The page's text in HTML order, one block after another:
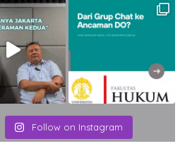
Follow on Instagram